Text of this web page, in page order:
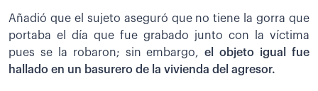
Añadió que el sujeto aseguró que no tiene la gorra que
portaba el día que fue grabado junto con la víctima
pues se la robaron; sin embargo,el objeto igual fue
hallado en un basurero de la vivienda del agresor.